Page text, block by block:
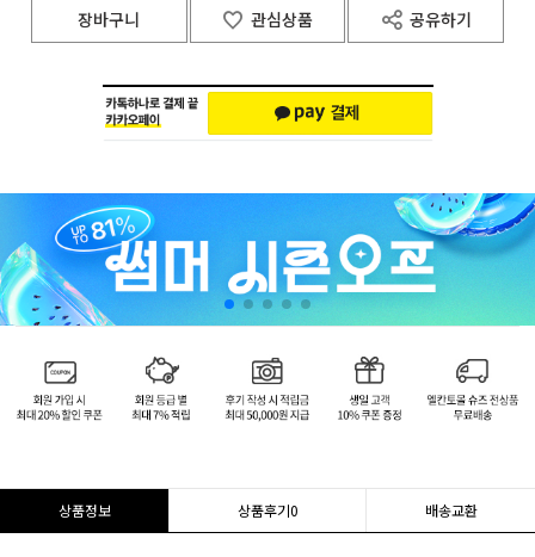
장바구니 관심상품 공유하기
상품정보 상품후기0 배송교환